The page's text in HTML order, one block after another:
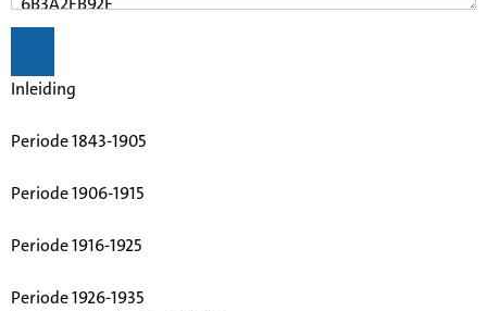
Inleiding
Periode 1843-1905
Periode 1906-1915
Periode 1916-1925
Periode 1926-1935